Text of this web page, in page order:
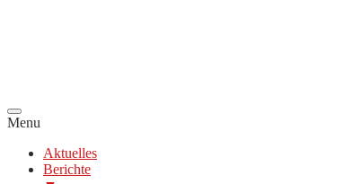
Menu
Aktuelles
Berichte